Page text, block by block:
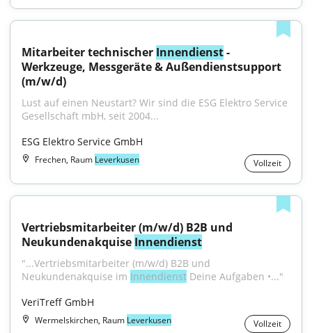
Mitarbeiter technischer Innendienst -
Werkzeuge, Messgeräte & Außendienstsupport
(m/w/d)
Lust auf einen Neustart? Wir sind die ESG Elektro Service
Gesellschaft mbH, seit 2004...
ESG Elektro Service GmbH
Frechen, Raum Leverkusen Vollzeit
Vertriebsmitarbeiter (m/w/d) B2B und
Neukundenakquise Innendienst
"...Vertriebsmitarbeiter (m/w/d) B2B und
Neukundenakquise im Innendienst Deine Aufgaben •..."
VeriTreff GmbH
Wermelskirchen, Raum Leverkusen Vollzeit